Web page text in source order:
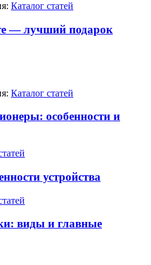
Каталог статей
— лучший подарок
Каталог статей
особенности и
устройства
виды и главные